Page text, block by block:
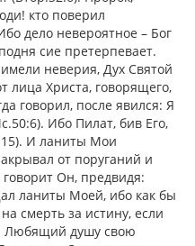
кто поверил
дело невероятное – Бог
сие претерпевает.
неверия, Дух Святой
лица Христа, говорящего,
говорил, после явился: Я
Ибо Пилат, бив Его,
И ланиты Мои
от поруганий и
Он, предвидя:
ланиты Моей, ибо как бы
смерть за истину, если
Любящий душу свою